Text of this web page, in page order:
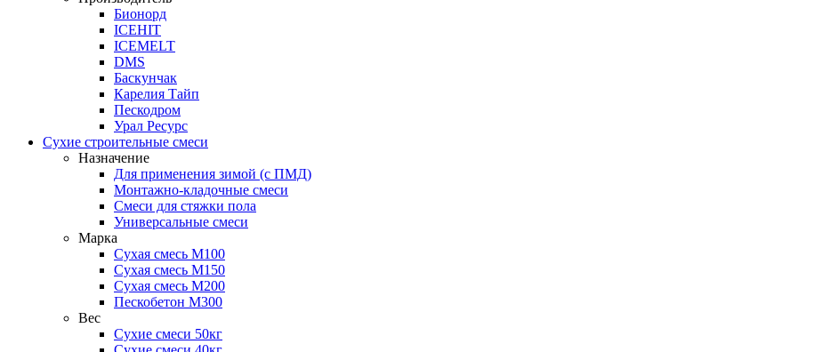
Бионорд
ICEHIT
ICEMELT
DMS
Баскунчак
Карелия Тайп
Пескодром
Урал Ресурс
Сухие строительные смеси
Назначение
Для применения зимой (с ПМД)
Монтажно-кладочные смеси
Смеси для стяжки пола
Универсальные смеси
Марка
Сухая смесь М100
Сухая смесь М150
Сухая смесь М200
Пескобетон М300
Вес
Сухие смеси 50кг